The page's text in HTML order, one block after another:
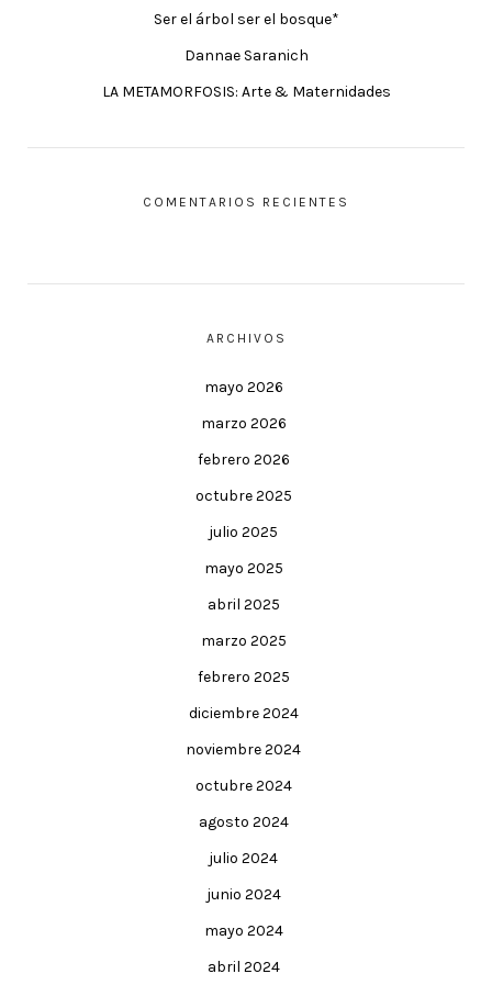
Ser el árbol ser el bosque*
Dannae Saranich
LA METAMORFOSIS: Arte & Maternidades
COMENTARIOS RECIENTES
ARCHIVOS
mayo 2026
marzo 2026
febrero 2026
octubre 2025
julio 2025
mayo 2025
abril 2025
marzo 2025
febrero 2025
diciembre 2024
noviembre 2024
octubre 2024
agosto 2024
julio 2024
junio 2024
mayo 2024
abril 2024